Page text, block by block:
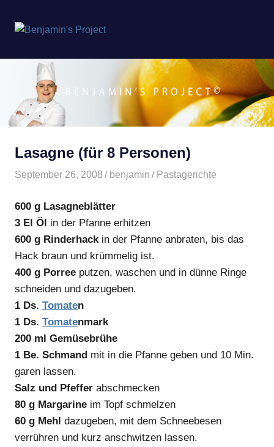
springen
Project
Lasagne (für 8 Personen)
September 26, 2008 benjamin Pastagerichte
600 g Lasagneblätter
3 El Öl in der Pfanne erhitzen
600 g Rinderhack in der Pfanne anbraten, bis das
Hack braun und krümmelig ist.
400 g Porree putzen, waschen und in dünne Ringe
schneiden und dazugeben.
1 Ds. Tomaten
1 Ds. Tomatenmark
200 ml Gemüsebrühe
1 Be. Schmand mit in die Pfanne geben und 10 Min.
garen lassen.
Salz und Pfeffer abschmecken
80 g Margarine im Topf schmelzen
60 g Mehl dazugeben, mit dem Schneebesen
verrühren und kurz anschwitzen lassen.